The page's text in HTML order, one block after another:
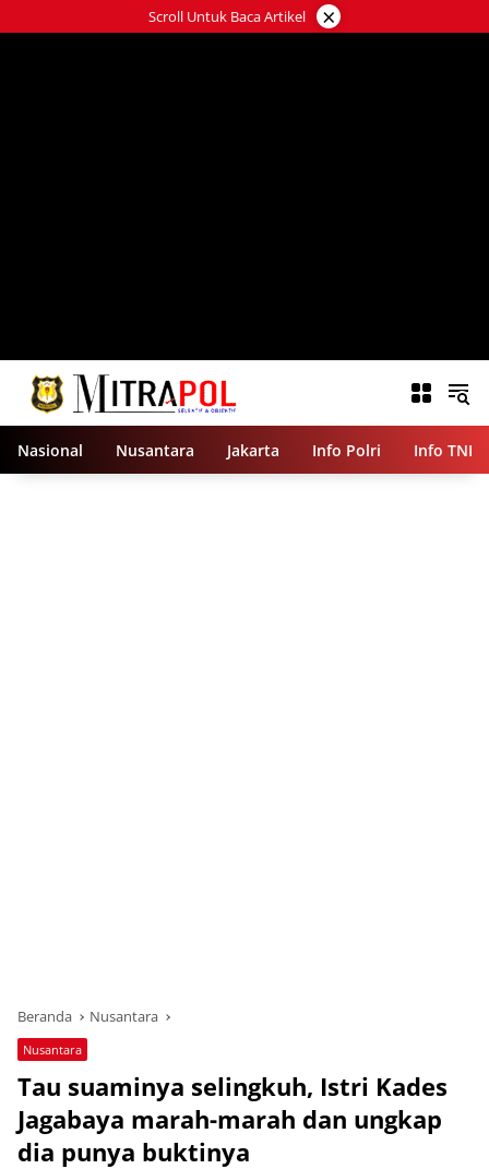
ke
Scroll Untuk Baca Artikel ×
Nasional Nusantara Jakarta Info Polri Info TNI
Beranda Nusantara
Nusantara
Tau suaminya selingkuh, Istri Kades
Jagabaya marah-marah dan ungkap
dia punya buktinya